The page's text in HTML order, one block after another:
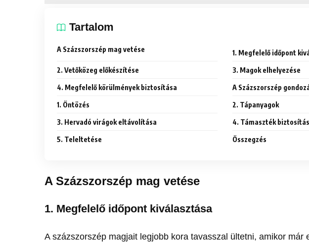
Tartalom
A Százszorszép mag vetése 1. Megfelelő időpont
2. Vetőközeg előkészítése 3. Magok elhelyezése
4. Megfelelő körülmények biztosítása A Százszorszép
1. Öntözés 2. Tápanyagok
3. Hervadó virágok eltávolítása 4. Támaszték
5. Teleltetése Összegzés
A Százszorszép mag vetése
1. Megfelelő időpont kiválasztása
A százszorszép magjait legjobb kora tavasszal ültetni, amikor már